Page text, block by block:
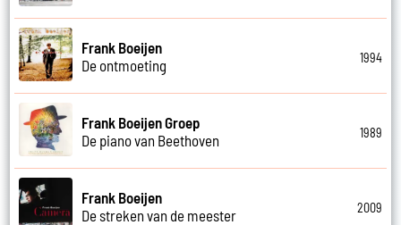
Frank Boeijen
De ontmoeting
1994
Frank Boeijen Groep
De piano van Beethoven
1989
Frank Boeijen
De streken van de meester
2009